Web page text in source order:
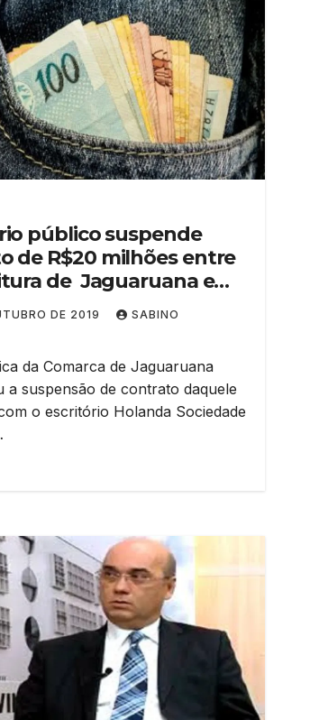
público suspende
de R$20 milhões entre
de Jaguaruana e
Holanda Advocacia
DE 2019
SABINO
da Comarca de Jaguaruana
a suspensão de contrato daquele
o escritório Holanda Sociedade